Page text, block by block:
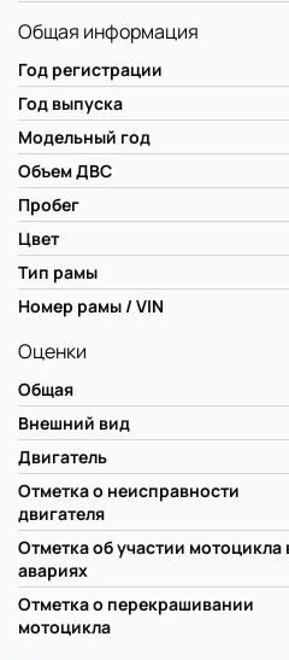
Общая информация
Год регистрации
Год выпуска
Модельный год
Объем ДВС
Пробег
Цвет
Тип рамы
Номер рамы / VIN
Оценки
Общая
Внешний вид
Двигатель
Отметка о неисправности
двигателя
Отметка об участии мотоцикла
авариях
Отметка о перекрашивании
мотоцикла